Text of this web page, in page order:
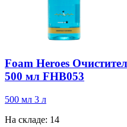
Foam Heroes
500 мл FHB053
500 мл 3 л
На складе: 14